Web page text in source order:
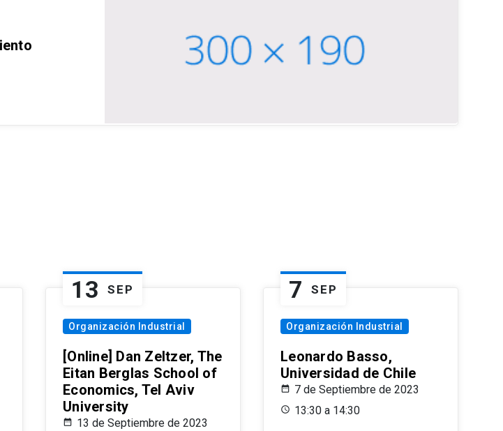
13 SEP
Organización Industrial
[Online] Dan Zeltzer, The
Eitan Berglas School of
Economics, Tel Aviv
University
13 de Septiembre de 2023
7 SEP
Organización Industrial
Leonardo Basso,
Universidad de Chile
7 de Septiembre de 2023
13:30 a 14:30